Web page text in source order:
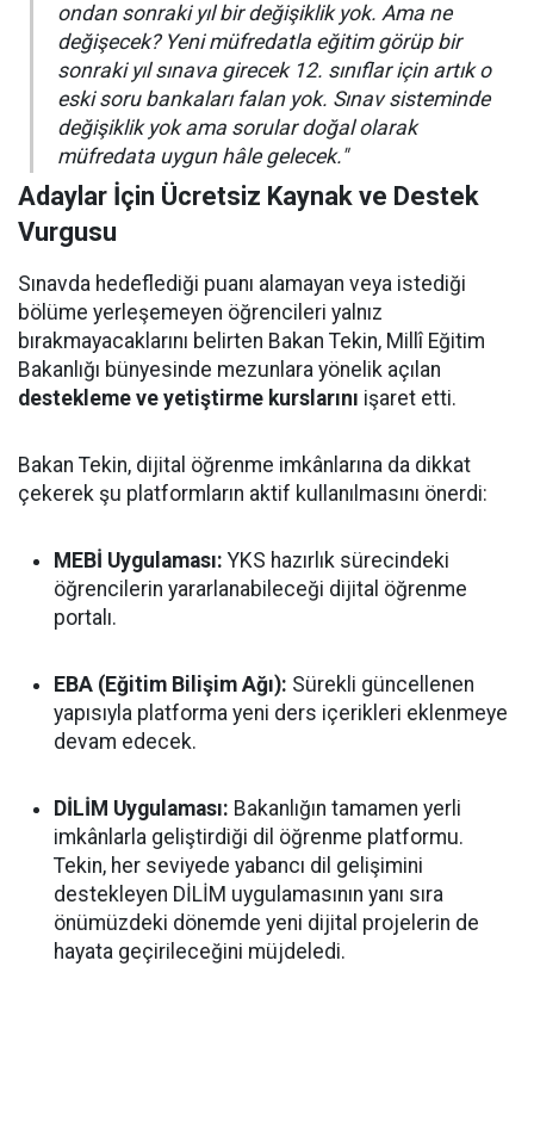
ondan sonraki yıl bir değişiklik yok. Ama ne
değişecek? Yeni müfredatla eğitim görüp bir
sonraki yıl sınava girecek 12. sınıflar için artık o
eski soru bankaları falan yok. Sınav sisteminde
değişiklik yok ama sorular doğal olarak
müfredata uygun hâle gelecek."
Adaylar İçin Ücretsiz Kaynak ve Destek
Vurgusu
Sınavda hedeflediği puanı alamayan veya istediği
bölüme yerleşemeyen öğrencileri yalnız
bırakmayacaklarını belirten Bakan Tekin, Millî Eğitim
Bakanlığı bünyesinde mezunlara yönelik açılan
destekleme ve yetiştirme kurslarını işaret etti.
Bakan Tekin, dijital öğrenme imkânlarına da dikkat
çekerek şu platformların aktif kullanılmasını önerdi:
MEBİ Uygulaması: YKS hazırlık sürecindeki
öğrencilerin yararlanabileceği dijital öğrenme
portalı.
EBA (Eğitim Bilişim Ağı): Sürekli güncellenen
yapısıyla platforma yeni ders içerikleri eklenmeye
devam edecek.
DİLİM Uygulaması: Bakanlığın tamamen yerli
imkânlarla geliştirdiği dil öğrenme platformu.
Tekin, her seviyede yabancı dil gelişimini
destekleyen DİLİM uygulamasının yanı sıra
önümüzdeki dönemde yeni dijital projelerin de
hayata geçirileceğini müjdeledi.